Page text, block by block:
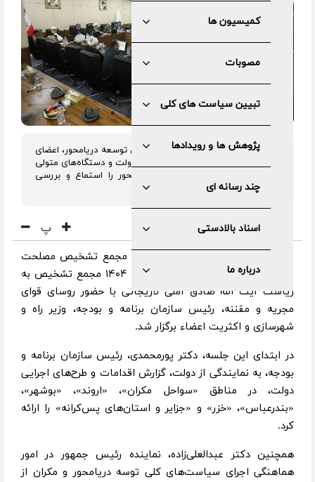
کمیسیون ها
مصوبات
تبیین سیاست های کلی
پژوهش ها و رویدادها
چند رسانه ای
اسناد بالادستی
درباره ما
در دومین سالگرد ابلاغ سیاست‌های کلی توسعه دریامحور، اعضای
مجمع تشخیص مصلحت نظام گزارش دولت و دستگاه‌های متولی
اجرای سیاست‌های کلی توسعه دریامحور را استماع و بررسی
کردند.
پ
به گزارش مرکز رسانه و روابط عمومی مجمع تشخیص مصلحت
نظام، جلسه روز چهارشنبه ۲۱ آبان‌ماه ۱۴۰۴ مجمع تشخیص به
ریاست آیت الله صادق آملی لاریجانی با حضور روسای قوای
مجریه و مقننه، رئیس سازمان برنامه ‌و بودجه، وزیر راه و
شهرسازی و اکثریت اعضاء برگزار شد.
در ابتدای این جلسه، دکتر پورمحمدی، رئیس سازمان برنامه و
بودجه، به نمایندگی از دولت، گزارش اقدامات و طرح‌های اجرایی
دولت، در مناطق «سواحل مکران»، «اروند»، «بوشهر»،
«بندرعباس»، «خزر» و «جزایر و استان‌های پس‌کرانه» را ارائه
کرد.
همچنین دکتر عبدالعلی‌زاده، نماینده رئیس جمهور در امور
هماهنگی اجرای سیاست‌های کلی توسه دریامحور و مکران از